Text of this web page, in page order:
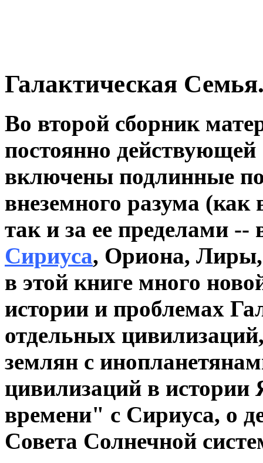
Галактическая
Во второй сборник
постоянно
включены подлинные
внеземного разума
так и за ее пределами --
Сириуса, Ориона, Лиры,
в этой книге много
истории и проблемах
отдельных
землян с
цивилизаций в
времени" с Сириуса, о
Совета Солнечной